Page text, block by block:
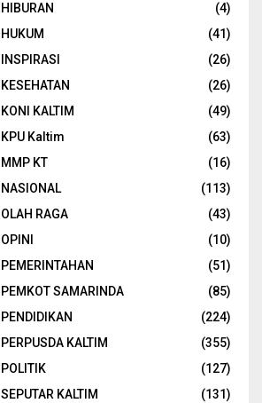
HIBURAN
(4)
HUKUM
(41)
INSPIRASI
(26)
KESEHATAN
(26)
KONI KALTIM
(49)
KPU Kaltim
(63)
MMP KT
(16)
NASIONAL
(113)
OLAH RAGA
(43)
OPINI
(10)
PEMERINTAHAN
(51)
PEMKOT SAMARINDA
(85)
PENDIDIKAN
(224)
PERPUSDA KALTIM
(355)
POLITIK
(127)
SEPUTAR KALTIM
(131)